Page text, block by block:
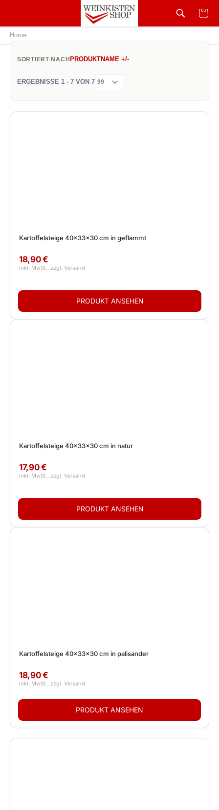
Home
SORTIERT NACH PRODUKTNAME +/-
ERGEBNISSE 1 - 7 VON 7
Kartoffelsteige 40x33x30 cm in geflammt
18,90 €
Kartoffelsteige 40x33x30 cm in natur
17,90 €
Kartoffelsteige 40x33x30 cm in palisander
18,90 €